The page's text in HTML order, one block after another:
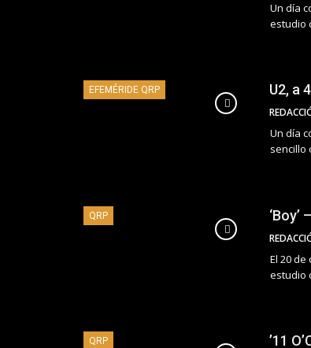
Un día
estudio
EFEMÉRIDE QRP U2, a
Un día
sencillo
QRP ‘Boy’
El 20
estudio
QRP ’11